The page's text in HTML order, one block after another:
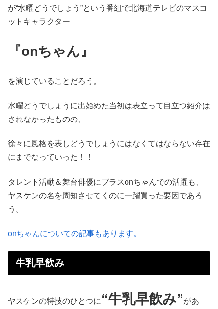
が“水曜どうでしょう”という番組で北海道テレビのマスコ
ットキャラクター
『onちゃん』
を演じていることだろう。
水曜どうでしょうに出始めた当初は表立って目立つ紹介は
されなかったものの、
徐々に風格を表しどうでしょうにはなくてはならない存在
にまでなっていった！！
タレント活動＆舞台俳優にプラスonちゃんでの活躍も、
ヤスケンの名を周知させてくのに一躍買った要因であろ
う。
onちゃんについての記事もあります。
牛乳早飲み
ヤスケンの特技のひとつに“牛乳早飲み”があ